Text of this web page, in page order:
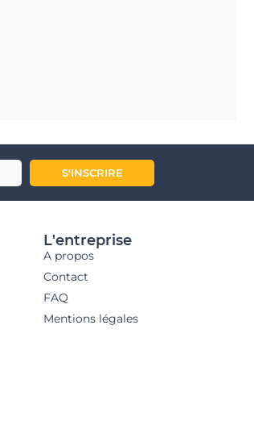
S'INSCRIRE
L'entreprise
A propos
Contact
FAQ
Mentions légales